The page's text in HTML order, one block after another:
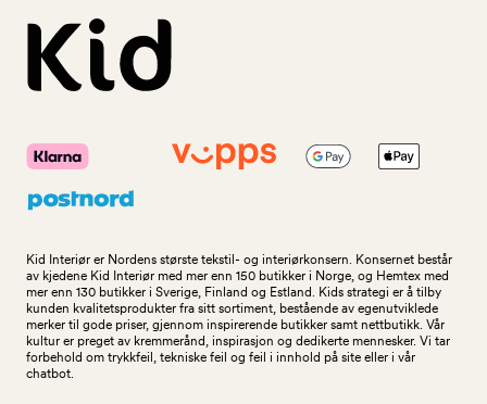
Kid Interiør er Nordens største tekstil- og interiørkonsern. Konsernet består
av kjedene Kid Interiør med mer enn 150 butikker i Norge, og Hemtex med
mer enn 130 butikker i Sverige, Finland og Estland. Kids strategi er å tilby
kunden kvalitetsprodukter fra sitt sortiment, bestående av egenutviklede
merker til gode priser, gjennom inspirerende butikker samt nettbutikk. Vår
kultur er preget av kremmerånd, inspirasjon og dedikerte mennesker. Vi tar
forbehold om trykkfeil, tekniske feil og feil i innhold på site eller i vår
chatbot.